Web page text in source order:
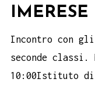
IMERESE
Incontro con
seconde classi.
10:00Istituto di